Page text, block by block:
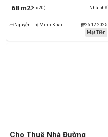
Nhà phố
68 m2(8 x 20)
26-12-2025
Mặt Tiền
Nguyễn Thị Minh Khai
Cho Thuê Nhà Đường